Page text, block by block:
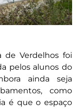
de Verdelhos foi
pelos alunos do
ainda seja
como
é que o espaço